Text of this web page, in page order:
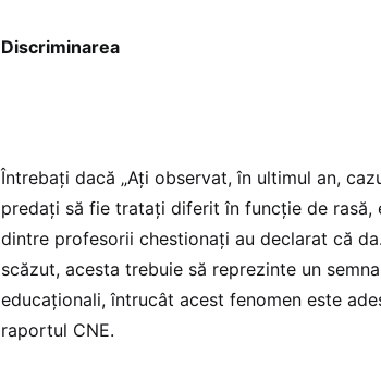
Discriminarea
Întrebați dacă „Ați observat, în ultimul an,
predați să fie tratați diferit în funcție de rasă,
dintre profesorii chestionați au declarat că
scăzut, acesta trebuie să reprezinte un
educaționali, întrucât acest fenomen este
raportul CNE.